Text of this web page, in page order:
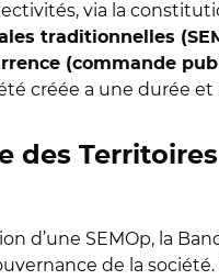
via la
traditionnelles
(commande
créée a une durée
des
d’une SEMOp, la
de la société.